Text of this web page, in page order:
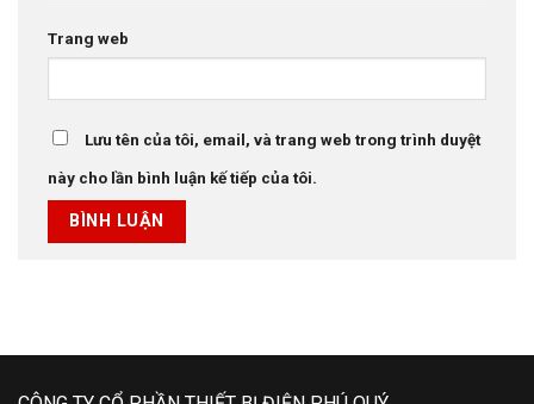
Trang web
Lưu tên của tôi, email, và trang web trong trình duyệt
này cho lần bình luận kế tiếp của tôi.